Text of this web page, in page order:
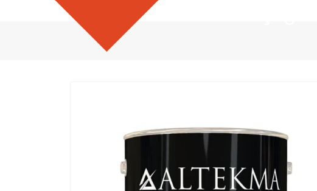
Ürünlerimiz - Akrilik İSG Çizgi